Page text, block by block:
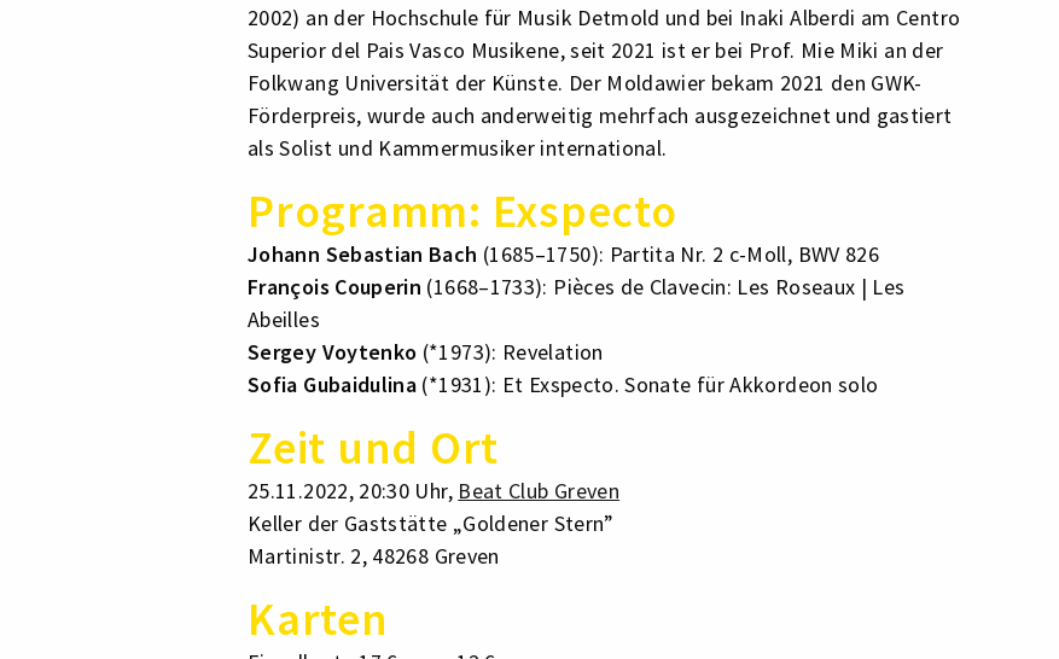
2002) an der Hochschule für Musik Detmold und bei Inaki Alberdi am Centro
Superior del Pais Vasco Musikene, seit 2021 ist er bei Prof. Mie Miki an der
Folkwang Universität der Künste. Der Moldawier bekam 2021 den GWK-
Förderpreis, wurde auch anderweitig mehrfach ausgezeichnet und gastiert
als Solist und Kammermusiker international.
Programm: Exspecto
Johann Sebastian Bach (1685–1750): Partita Nr. 2 c-Moll, BWV 826
François Couperin (1668–1733): Pièces de Clavecin: Les Roseaux | Les
Abeilles
Sergey Voytenko (*1973): Revelation
Sofia Gubaidulina (*1931): Et Exspecto. Sonate für Akkordeon solo
Zeit und Ort
25.11.2022, 20:30 Uhr, Beat Club Greven
Keller der Gaststätte „Goldener Stern”
Martinistr. 2, 48268 Greven
Karten